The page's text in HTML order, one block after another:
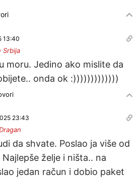
13:40
Srbija
moru. Jedino ako mislite da
onda ok :)))))))))))))
23:43
da shvate. Poslao ja više od
želje i ništa.. na
jedan račun i dobio paket